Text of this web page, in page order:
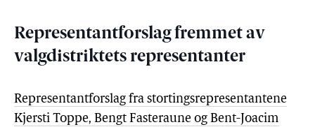
Representantforslag fremmet av
valgdistriktets representanter
Representantforslag fra stortingsrepresentantene
Kjersti Toppe, Bengt Fasteraune og Bent-Joacim